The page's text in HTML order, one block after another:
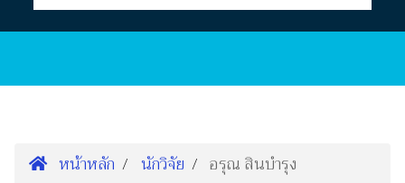
หน้าหลัก นักวิจัย อรุณ สินบำรุง